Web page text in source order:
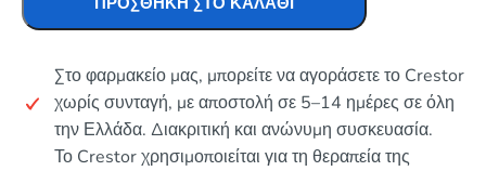
Στο φαρμακείο μας, μπορείτε να αγοράσετε το Crestor
χωρίς συνταγή, με αποστολή σε 5–14 ημέρες σε όλη
την Ελλάδα. Διακριτική και ανώνυμη συσκευασία.
Το Crestor χρησιμοποιείται για τη θεραπεία της